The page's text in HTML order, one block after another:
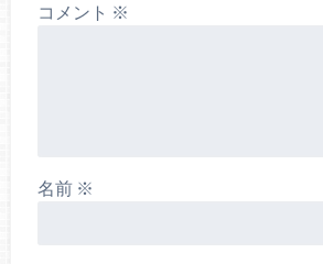
コメント ※
名前 ※